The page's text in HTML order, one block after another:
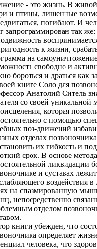
- это жизнь. В
и птицы, лишенные
погибают. И
запрограммирован так же:
к жизни,
на
свободно и
бороться и драться как
книге Соло для
Анатолий Ситель
со своей уникальной
которая
с помощью
поз-движений
отделах
их гибкость и
срок. В основе метода
ликвидации
и суставах
воздействия в
на спазмированную
непосредственно
отделом
книги убежден, что
определяет
человека, что